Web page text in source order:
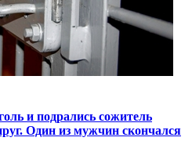
и подрались сожитель
Один из мужчин скончался